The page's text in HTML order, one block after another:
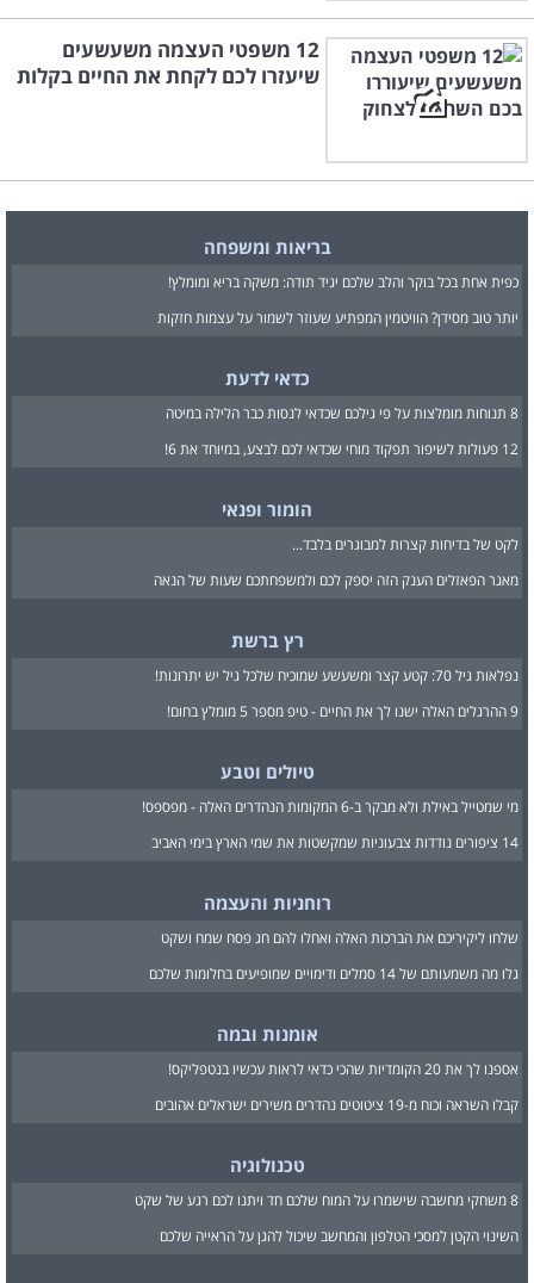
12 משפטי העצמה משעשעים
שיעזרו לכם לקחת את החיים בקלות
בריאות ומשפחה
כפית אחת בכל בוקר והלב שלכם יגיד תודה: משקה בריא ומומלץ!
יותר טוב מסידן? הוויטמין המפתיע שעוזר לשמור על עצמות חזקות
כדאי לדעת
8 תנוחות מומלצות על פי גילכם שכדאי לנסות כבר הלילה במיטה
12 פעולות לשיפור תפקוד מוחי שכדאי לכם לבצע, במיוחד את 6!
הומור ופנאי
לקט של בדיחות קצרות למבוגרים בלבד...
מאגר הפאזלים הענק הזה יספק לכם ולמשפחתכם שעות של הנאה
רץ ברשת
נפלאות גיל 70: קטע קצר ומשעשע שמוכיח שלכל גיל יש יתרונות!
9 ההרגלים האלה ישנו לך את החיים - טיפ מספר 5 מומלץ בחום!
טיולים וטבע
מי שמטייל באילת ולא מבקר ב-6 המקומות הנהדרים האלה - מפספס!
14 ציפורים נודדות צבעוניות שמקשטות את שמי הארץ בימי האביב
רוחניות והעצמה
שלחו ליקיריכם את הברכות האלה ואחלו להם חג פסח שמח ושקט
גלו מה משמעותם של 14 סמלים ודימויים שמופיעים בחלומות שלכם
אומנות ובמה
אספנו לך את 20 הקומדיות שהכי כדאי לראות עכשיו בנטפליקס!
קבלו השראה וכוח מ-19 ציטוטים נהדרים משירים ישראלים אהובים
טכנולוגיה
8 משחקי מחשבה שישמרו על המוח שלכם חד ויתנו לכם רגע של שקט
השינוי הקטן למסכי הטלפון והמחשב שיכול להגן על הראייה שלכם